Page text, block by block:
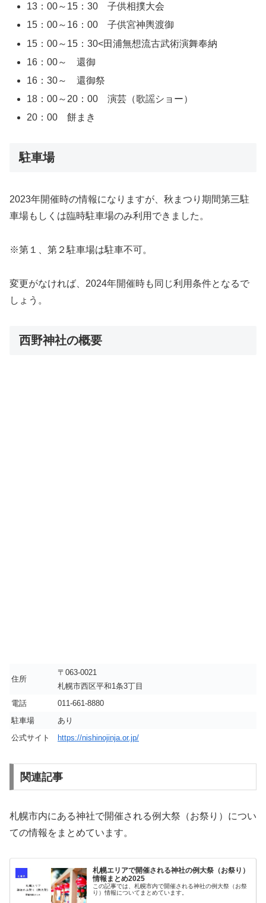
13：00～15：30 子供相撲大会
15：00～16：00 子供宮神輿渡御
15：00～15：30<田浦無想流古武術演舞奉納
16：00～ 還御
16：30～ 還御祭
18：00～20：00 演芸（歌謡ショー）
20：00 餅まき
駐車場
2023年開催時の情報になりますが、秋まつり期間第三駐
車場もしくは臨時駐車場のみ利用できました。
※第１、第２駐車場は駐車不可。
変更がなければ、2024年開催時も同じ利用条件となるで
しょう。
西野神社の概要
住所
〒063-0021
札幌市西区平和1条3丁目
電話
011-661-8880
駐車場
あり
公式サイト
https://nishinojinja.or.jp/
関連記事
札幌市内にある神社で開催される例大祭（お祭り）につい
ての情報をまとめています。
札幌エリアで開催される神社の例大祭（お祭り）
情報まとめ2025
この記事では、札幌市内で開催される神社の例大祭（お祭
り）情報についてまとめています。